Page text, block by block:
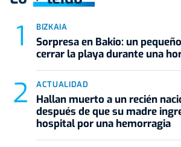
BIZKAIA
Sorpresa en Bakio: un
cerrar la playa durante una
ACTUALIDAD
Hallan muerto a un recién
después de que su madre
hospital por una hemorragia